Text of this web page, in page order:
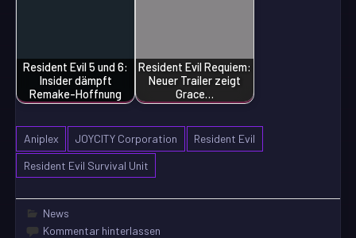
Resident Evil 5 und 6:
Insider dämpft
Remake-Hoffnung
Resident Evil Requiem:
Neuer Trailer zeigt
Grace…
Aniplex JOYCITY Corporation
Resident Evil
Resident Evil Survival Unit
News
Kommentar hinterlassen